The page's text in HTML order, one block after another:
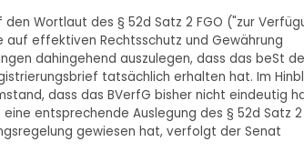
Wortlaut des § 52d Satz 2 FGO ("zur
effektiven Rechtsschutz und Gewährung
dahingehend auszulegen, dass das beSt
tatsächlich erhalten hat. Im
dass das BVerfG bisher nicht eindeutig
entsprechende Auslegung des § 52d Satz 2
gewiesen hat, verfolgt der Senat